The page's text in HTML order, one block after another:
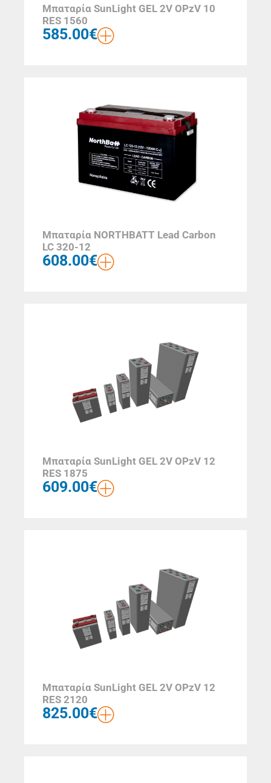
Μπαταρία SunLight GEL 2V OPzV 10
RES 1560
585.00€
Μπαταρία NORTHBATT Lead Carbon
LC 320-12
608.00€
Μπαταρία SunLight GEL 2V OPzV 12
RES 1875
609.00€
Μπαταρία SunLight GEL 2V OPzV 12
RES 2120
825.00€